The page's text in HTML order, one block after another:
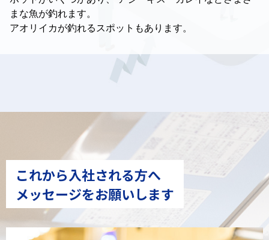
まな魚が釣れます。
アオリイカが釣れるスポットもあります。
これから入社される方へ
メッセージをお願いします